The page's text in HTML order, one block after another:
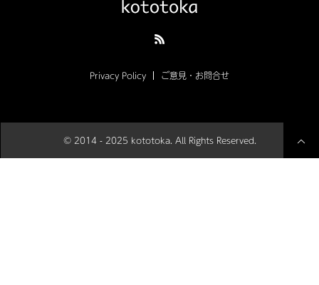
Privacy Policy ご意見・お問合せ
© 2014 - 2025 kototoka. All Rights Reserved.